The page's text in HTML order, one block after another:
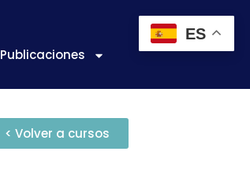
Publicaciones
< Volver a cursos
ES